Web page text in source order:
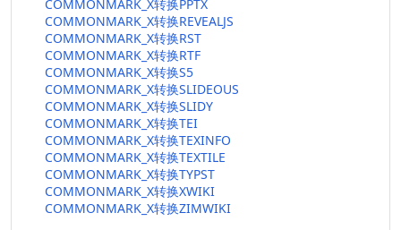
COMMONMARK_X转换PPTX
COMMONMARK_X转换REVEALJS
COMMONMARK_X转换RST
COMMONMARK_X转换RTF
COMMONMARK_X转换S5
COMMONMARK_X转换SLIDEOUS
COMMONMARK_X转换SLIDY
COMMONMARK_X转换TEI
COMMONMARK_X转换TEXINFO
COMMONMARK_X转换TEXTILE
COMMONMARK_X转换TYPST
COMMONMARK_X转换XWIKI
COMMONMARK_X转换ZIMWIKI